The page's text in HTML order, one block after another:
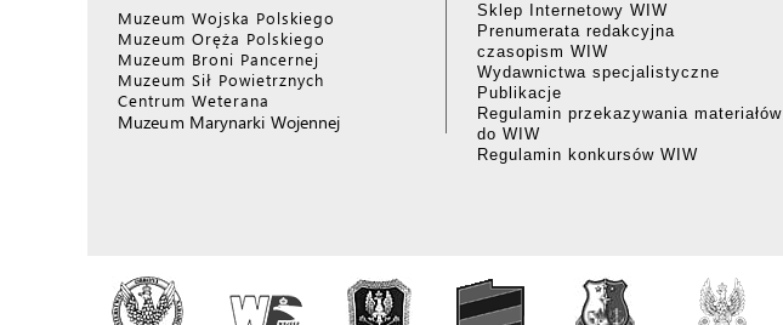
Muzeum Wojska Polskiego
Muzeum Oręża Polskiego
Muzeum Broni Pancernej
Muzeum Sił Powietrznych
Centrum Weterana
Muzeum Marynarki Wojennej
Sklep Internetowy WIW
Prenumerata redakcyjna
czasopism WIW
Wydawnictwa specjalistyczne
Publikacje
Regulamin przekazywania materiałów
do WIW
Regulamin konkursów WIW